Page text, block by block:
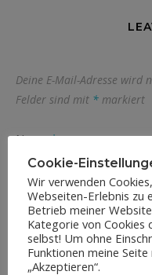
Deine E-Mail-Adresse wird
Felder sind mit * markiert
Name*
E-Mail-Adresse*
Cookie-
Wir verwenden
Webseiten-Erlebnis zu
Betrieb meiner
Kategorie von Cookies
selbst! Um ohne
Funktionen meine
„Akzeptieren“.